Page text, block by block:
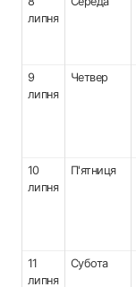
липня
9
липня
Четвер
10
липня
П'ятниця
11
липня
Субота